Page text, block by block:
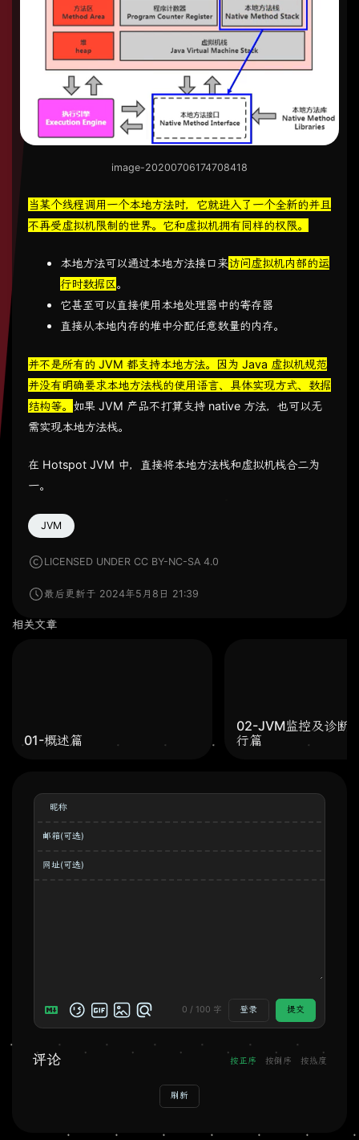
image-20200706174708418
当某个线程调用一个本地方法时，它就进入了一个全新的并且
不再受虚拟机限制的世界。它和虚拟机拥有同样的权限。
本地方法可以通过本地方法接口来访问虚拟机内部的运
行时数据区。
它甚至可以直接使用本地处理器中的寄存器
直接从本地内存的堆中分配任意数量的内存。
并不是所有的 JVM 都支持本地方法。因为 Java 虚拟机规范
并没有明确要求本地方法栈的使用语言、具体实现方式、数据
结构等。 如果 JVM 产品不打算支持 native 方法，也可以无
需实现本地方法栈。
在 Hotspot JVM 中，直接将本地方法栈和虚拟机栈合二为
一。
JVM
LICENSED UNDER CC BY-NC-SA 4.0
最后更新于 2024年5月8日 21:39
相关文章
01-概述篇
02-JVM监控及诊断
行篇
昵称
邮箱(可选)
网址(可选)
0 / 100 字 登录 提交
评论 按正序 按倒序 按热度
刷新